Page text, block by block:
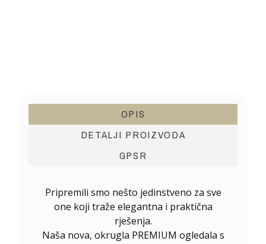
OPIS
DETALJI PROIZVODA
GPSR
Pripremili smo nešto jedinstveno za sve
one koji traže elegantna i praktična
rješenja.
Naša nova, okrugla PREMIUM ogledala s